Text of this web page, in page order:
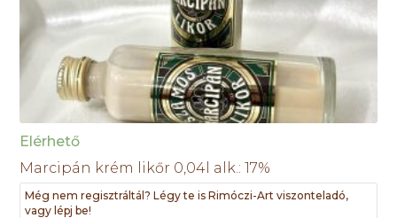
Elérhető
Marcipán krém likőr 0,04l alk.: 17%
Még nem regisztráltál? Légy te is Rimóczi-Art viszonteladó,
vagy lépj be!